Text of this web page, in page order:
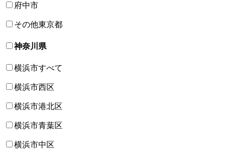
府中市
その他東京都
神奈川県
横浜市すべて
横浜市西区
横浜市港北区
横浜市青葉区
横浜市中区